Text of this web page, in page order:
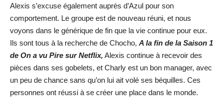
Alexis s’excuse également auprès d’Azul pour son
comportement. Le groupe est de nouveau réuni, et nous
voyons dans le générique de fin que la vie continue pour eux.
Ils sont tous à la recherche de Chocho, A la fin de la Saison 1
de On a vu Pire sur Netflix, Alexis continue à recevoir des
pièces dans ses gobelets, et Charly est un bon manager, avec
un peu de chance sans qu’on lui ait volé ses béquilles. Ces
personnes ont réussi à se créer une place dans le monde.